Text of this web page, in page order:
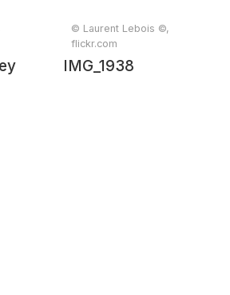
© Laurent Lebois ©,
flickr.com
IMG_1938